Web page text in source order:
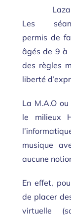
Les
permis de
âgés de 9 à
des règles
liberté
La M.A.O
le milieux
musique
aucune
En effet,
de placer
virtuelle